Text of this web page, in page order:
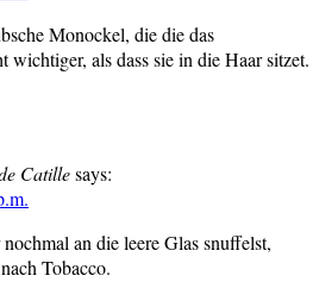
Monockel, die die das
wichtiger, als dass sie in die Haar sitzet.
Catillesays:
an die leere Glas snuffelst,
Tobacco.